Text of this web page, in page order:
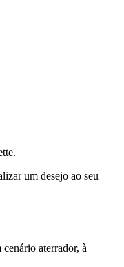
.
um desejo ao seu
aterrador, à